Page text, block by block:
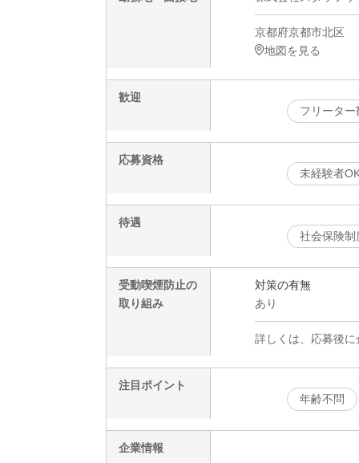
京都府京都市北区
地図を見る
歓迎
フリーター
応募資格
未経験者
待遇
社会保険制
受動喫煙防止の
取り組み
対策の有無
あり
詳しくは、応募後
注目ポイント
年齢不問
企業情報